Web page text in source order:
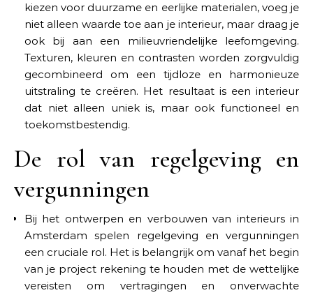
kiezen voor duurzame en eerlijke materialen, voeg je
niet alleen waarde toe aan je interieur, maar draag je
ook bij aan een milieuvriendelijke leefomgeving.
Texturen, kleuren en contrasten worden zorgvuldig
gecombineerd om een tijdloze en harmonieuze
uitstraling te creëren. Het resultaat is een interieur
dat niet alleen uniek is, maar ook functioneel en
toekomstbestendig.
De rol van regelgeving en
vergunningen
Bij het ontwerpen en verbouwen van interieurs in
Amsterdam spelen regelgeving en vergunningen
een cruciale rol. Het is belangrijk om vanaf het begin
van je project rekening te houden met de wettelijke
vereisten om vertragingen en onverwachte